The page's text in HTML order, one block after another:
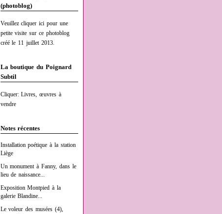
(photoblog)
Veuillez cliquer ici pour une
petite visite sur ce photoblog
créé le 11 juillet 2013.
La boutique du Poignard
Subtil
Cliquer: Livres, œuvres à
vendre
Notes récentes
Installation poétique à la station
Liège
Un monument à Fanny, dans le
lieu de naissance...
Exposition Montpied à la
galerie Blandine...
Le voleur des musées (4),